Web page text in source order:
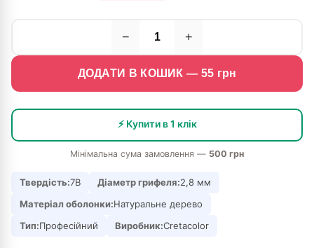
− +
ДОДАТИ В КОШИК — 55 грн
⚡ Купити в 1 клік
Мінімальна сума замовлення — 500 грн
Твердість:7B Діаметр грифеля:2,8 мм
Матеріал оболонки:Натуральне дерево
Тип:Професійний Виробник:Cretacolor